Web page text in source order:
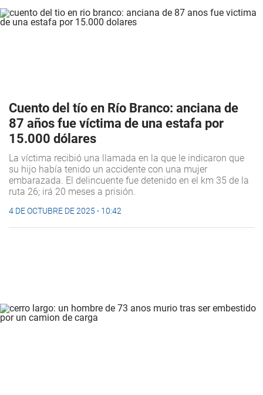
Cuento del tío en Río Branco: anciana de
87 años fue víctima de una estafa por
15.000 dólares
La víctima recibió una llamada en la que le indicaron que
su hijo había tenido un accidente con una mujer
embarazada. El delincuente fue detenido en el km 35 de la
ruta 26; irá 20 meses a prisión.
4 DE OCTUBRE DE 2025 - 10:42